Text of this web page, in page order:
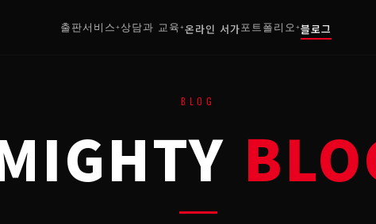
출판서비스 +상담과 교육 +온라인 서가 포트폴리오 +블로그
BLOG